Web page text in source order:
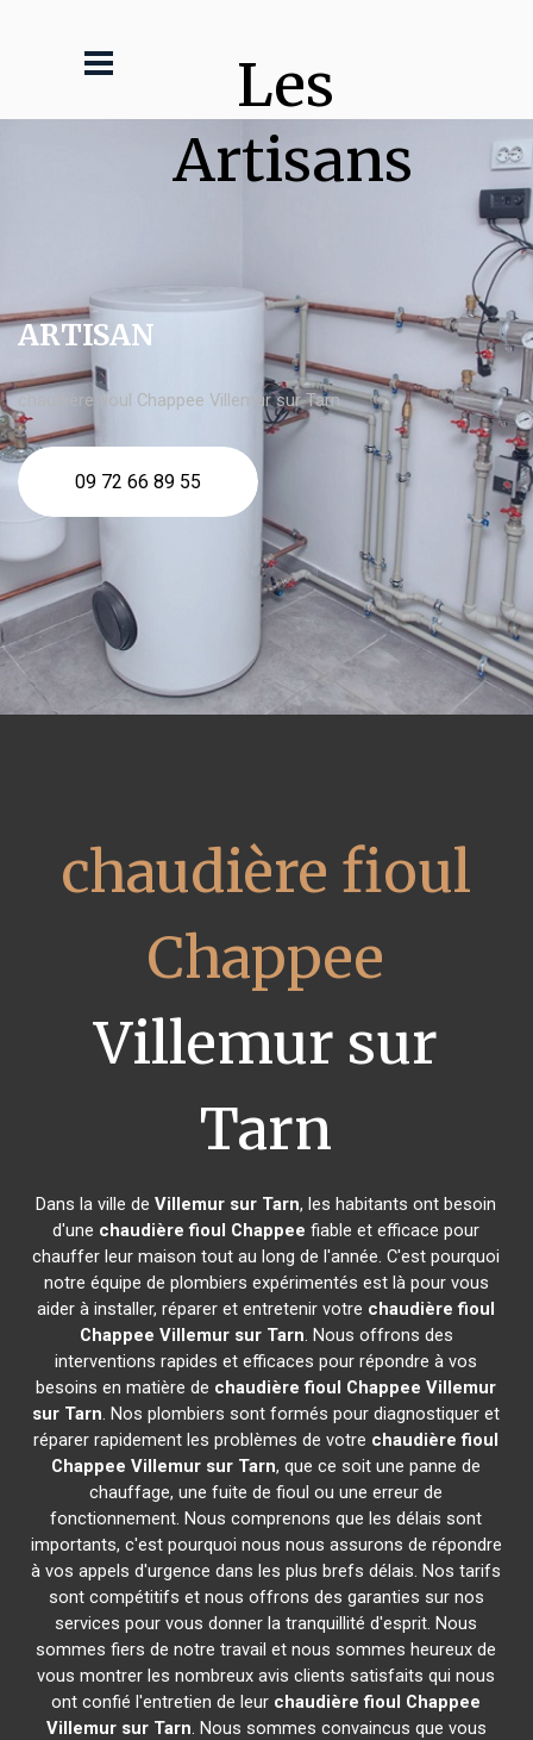
Les
Artisans
ARTISAN
chaudière fioul Chappee Villemur sur Tarn
09 72 66 89 55
chaudière fioul
Chappee
Villemur sur
Tarn
Dans la ville deVillemur sur Tarn, les habitants ont besoin
d'une chaudière fioul Chappee fiable et efficace pour
chauffer leur maison tout au long de l'année. C'est pourquoi
notre équipe de plombiers expérimentés est là pour vous
aider à installer, réparer et entretenir votre chaudière fioul
Chappee Villemur sur Tarn. Nous offrons des
interventions rapides et efficaces pour répondre à vos
besoins en matière de chaudière fioul Chappee Villemur
sur Tarn. Nos plombiers sont formés pour diagnostiquer et
réparer rapidement les problèmes de votre chaudière fioul
Chappee Villemur sur Tarn, que ce soit une panne de
chauffage, une fuite de fioul ou une erreur de
fonctionnement. Nous comprenons que les délais sont
importants, c'est pourquoi nous nous assurons de répondre
à vos appels d'urgence dans les plus brefs délais. Nos tarifs
sont compétitifs et nous offrons des garanties sur nos
services pour vous donner la tranquillité d'esprit. Nous
sommes fiers de notre travail et nous sommes heureux de
vous montrer les nombreux avis clients satisfaits qui nous
ont confié l'entretien de leur chaudière fioul Chappee
Villemur sur Tarn. Nous sommes convaincus que vous